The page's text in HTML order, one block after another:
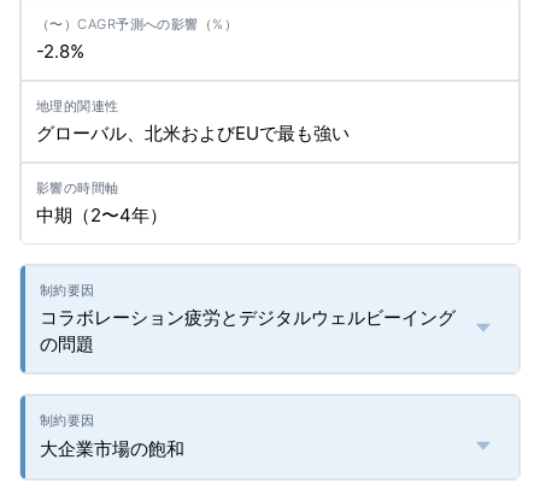
-2.8%
グローバル、北米およびEUで最も強い
中期（2〜4年）
コラボレーション疲労とデジタルウェルビーイング
の問題
大企業市場の飽和